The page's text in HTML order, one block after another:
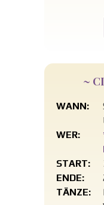
~
WANN:
WER:
START:
ENDE:
TÄNZE: